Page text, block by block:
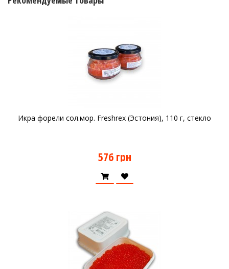
Икра форели сол.мор. Freshrex (Эстония), 110 г, стекло
576 грн